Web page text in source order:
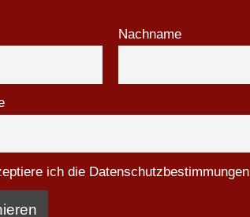
Nachname
ich die Datenschutzbestimmungen